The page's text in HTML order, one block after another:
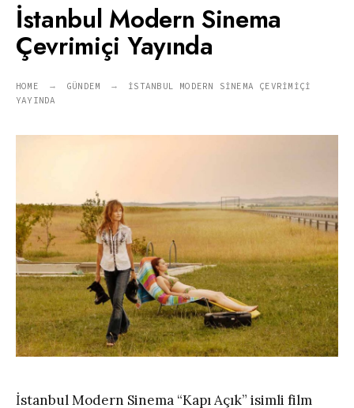
İstanbul Modern Sinema
Çevrimiçi Yayında
HOME GÜNDEM
İSTANBUL MODERN SINEMA ÇEVRIMIÇI
YAYINDA
İstanbul Modern Sinema “Kapı Açık” isimli film